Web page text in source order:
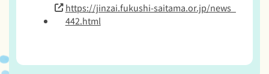
https://jinzai.fukushi-saitama.or.jp/news_
442.html